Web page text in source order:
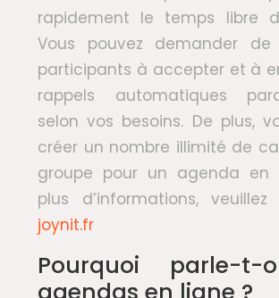
rapidement le temps libre
Vous pouvez demander
participants à accepter et à
rappels automatiques
selon vos besoins. De plus,
créer un nombre illimité de
groupe pour un agenda en
plus d’informations,
joynit.fr
Pourquoi parle-t-